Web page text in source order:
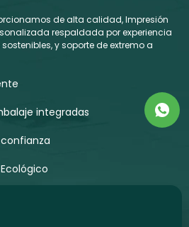
de alta calidad, Impresión
respaldada por experiencia
y soporte de extremo a
integradas